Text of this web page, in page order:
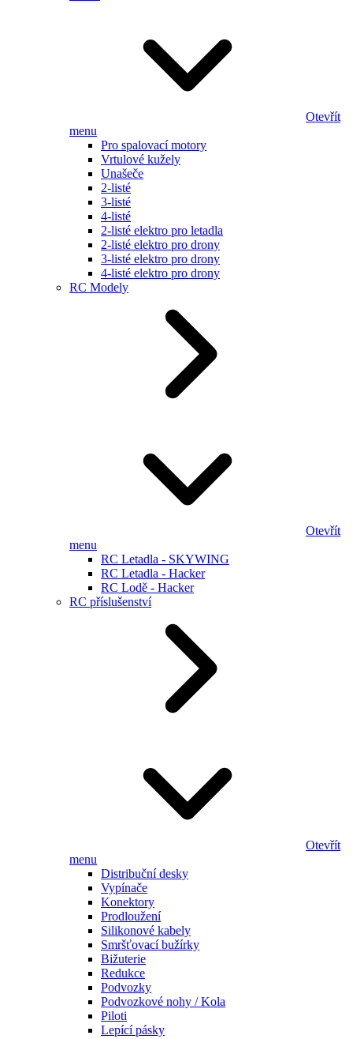
Otevřít
menu
Pro spalovací motory
Vrtulové kužely
Unašeče
2-listé
3-listé
4-listé
2-listé elektro pro letadla
2-listé elektro pro drony
3-listé elektro pro drony
4-listé elektro pro drony
RC Modely
Otevřít
menu
RC Letadla - SKYWING
RC Letadla - Hacker
RC Lodě - Hacker
RC příslušenství
Otevřít
menu
Distribuční desky
Vypínače
Konektory
Prodloužení
Silikonové kabely
Smršťovací bužírky
Bižuterie
Redukce
Podvozky
Podvozkové nohy / Kola
Piloti
Lepící pásky